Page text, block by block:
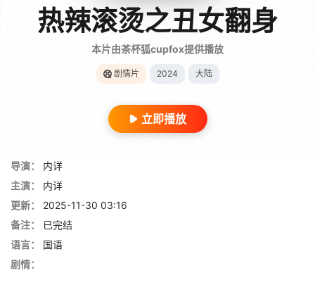
热辣滚烫之丑女翻身
本片由茶杯狐cupfox提供播放
剧情片 2024 大陆
立即播放
导演：
内详
主演：
内详
更新：
2025-11-30 03:16
备注：
已完结
语言：
国语
剧情：